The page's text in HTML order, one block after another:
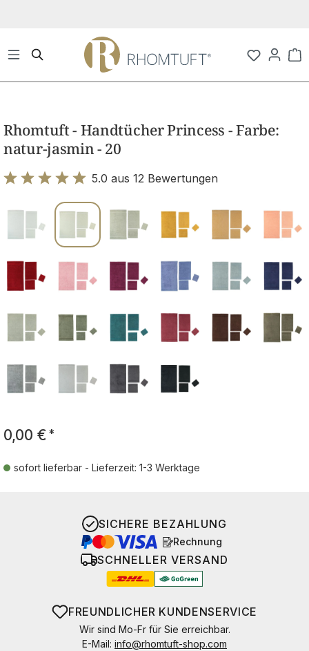
Rhomtuft - Handtücher Princess - Farbe:
natur-jasmin - 20
5.0 aus 12 Bewertungen
0,00 € *
sofort lieferbar - Lieferzeit: 1-3 Werktage
SICHERE BEZAHLUNG
Rechnung
SCHNELLER VERSAND
FREUNDLICHER KUNDENSERVICE
Wir sind Mo-Fr für Sie erreichbar.
E-Mail: info@rhomtuft-shop.com